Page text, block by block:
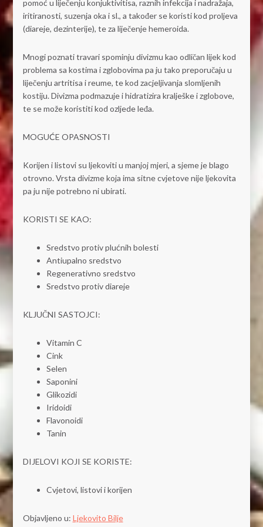
pomoć u liječenju konjuktivitisa, raznih infekcija i nadražaja,
iritiranosti, suzenja oka i sl., a također se koristi kod proljeva
(diareje, dezinterije), te za liječenje hemeroida.
Mnogi poznati travari spominju divizmu kao odličan lijek kod
problema sa kostima i zglobovima pa ju tako preporučaju u
liječenju artritisa i reume, te kod zacjeljivanja slomljenih
kostiju. Divizma podmazuje i hidratizira kralješke i zglobove,
te se može koristiti kod ozljede leđa.
MOGUĆE OPASNOSTI
Korijen i listovi su ljekoviti u manjoj mjeri, a sjeme je blago
otrovno. Vrsta divizme koja ima sitne cvjetove nije ljekovita
pa ju nije potrebno ni ubirati.
KORISTI SE KAO:
Sredstvo protiv plućnih bolesti
Antiupalno sredstvo
Regenerativno sredstvo
Sredstvo protiv diareje
KLJUČNI SASTOJCI:
Vitamin C
Cink
Selen
Saponini
Glikozidi
Iridoidi
Flavonoidi
Tanin
DIJELOVI KOJI SE KORISTE:
Cvjetovi, listovi i korijen
Objavljeno u: Ljekovito Bilje